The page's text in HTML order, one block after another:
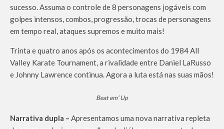
sucesso. Assuma o controle de 8 personagens jogáveis com
golpes intensos, combos, progressão, trocas de personagens
em tempo real, ataques supremos e muito mais!
Trinta e quatro anos após os acontecimentos do 1984 All
Valley Karate Tournament, a rivalidade entre Daniel LaRusso
e Johnny Lawrence continua. Agora a luta está nas suas mãos!
Beat em’ Up
Narrativa dupla – Apresentamos uma nova narrativa repleta